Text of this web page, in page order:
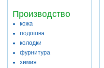
Производство
кожа
подошва
колодки
фурнитура
химия